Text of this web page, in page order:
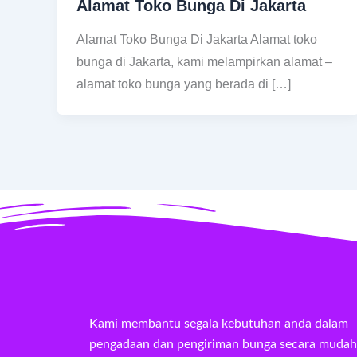
Alamat Toko Bunga Di Jakarta
Alamat Toko Bunga Di Jakarta Alamat toko
bunga di Jakarta, kami melampirkan alamat –
alamat toko bunga yang berada di […]
Kami membantu segala kebutuhan anda dalam
pengadaan dan pengiriman bunga secara mudah